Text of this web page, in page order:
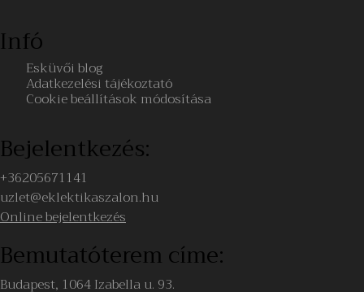
Infó
Esküvői blog
Adatkezelési tájékoztató
Cookie beállítások módosítása
Bejelentkezés:
+36205671141
uzlet@eklektikaszalon.hu
Online bejelentkezés
Bemutatóterem címe:
Budapest, 1064 Izabella u. 93.